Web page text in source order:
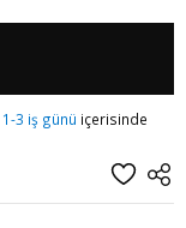
1-3 iş günü içerisinde